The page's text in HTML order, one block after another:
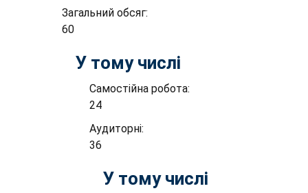
Загальний обсяг:
60
У тому числі
Самостійна робота:
24
Аудиторні:
36
У тому числі